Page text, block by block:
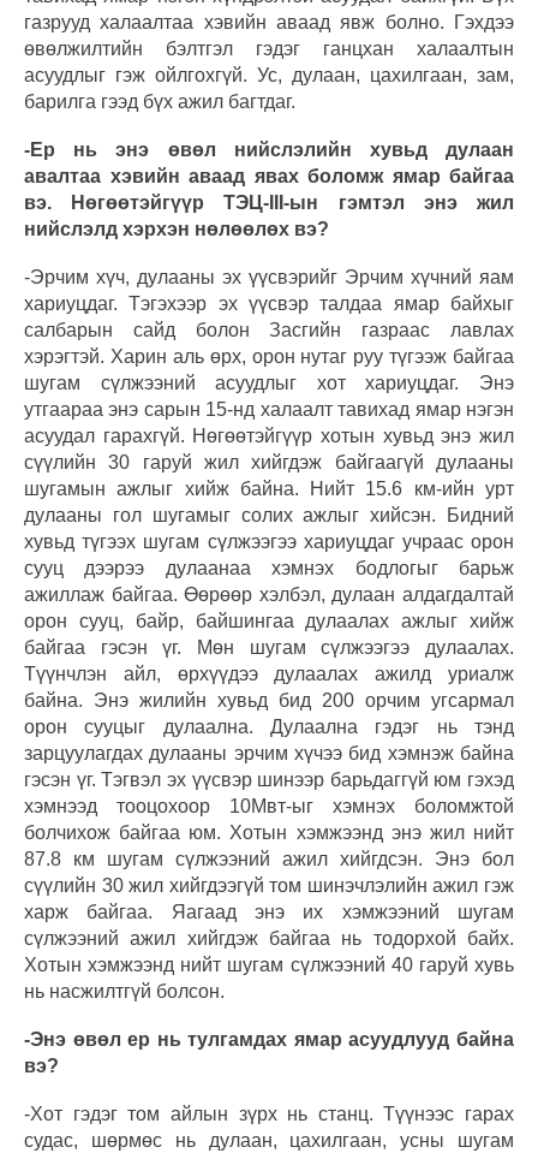
газрууд халаалтаа хэвийн аваад явж болно. Гэхдээ
өвөлжилтийн бэлтгэл гэдэг ганцхан халаалтын
асуудлыг гэж ойлгохгүй. Ус, дулаан, цахилгаан, зам,
барилга гээд бүх ажил багтдаг.
-Ер нь энэ өвөл нийслэлийн хувьд дулаан
авалтаа хэвийн аваад явах боломж ямар байгаа
вэ. Нөгөөтэйгүүр ТЭЦ-III-ын гэмтэл энэ жил
нийслэлд хэрхэн нөлөөлөх вэ?
-Эрчим хүч, дулааны эх үүсвэрийг Эрчим хүчний яам
хариуцдаг. Тэгэхээр эх үүсвэр талдаа ямар байхыг
салбарын сайд болон Засгийн газраас лавлах
хэрэгтэй. Харин аль өрх, орон нутаг руу түгээж байгаа
шугам сүлжээний асуудлыг хот хариуцдаг. Энэ
утгаараа энэ сарын 15-нд халаалт тавихад ямар нэгэн
асуудал гарахгүй. Нөгөөтэйгүүр хотын хувьд энэ жил
сүүлийн 30 гаруй жил хийгдэж байгаагүй дулааны
шугамын ажлыг хийж байна. Нийт 15.6 км-ийн урт
дулааны гол шугамыг солих ажлыг хийсэн. Бидний
хувьд түгээх шугам сүлжээгээ хариуцдаг учраас орон
сууц дээрээ дулаанаа хэмнэх бодлогыг барьж
ажиллаж байгаа. Өөрөөр хэлбэл, дулаан алдагдалтай
орон сууц, байр, байшингаа дулаалах ажлыг хийж
байгаа гэсэн үг. Мөн шугам сүлжээгээ дулаалах.
Түүнчлэн айл, өрхүүдээ дулаалах ажилд уриалж
байна. Энэ жилийн хувьд бид 200 орчим угсармал
орон сууцыг дулаална. Дулаална гэдэг нь тэнд
зарцуулагдах дулааны эрчим хүчээ бид хэмнэж байна
гэсэн үг. Тэгвэл эх үүсвэр шинээр барьдаггүй юм гэхэд
хэмнээд тооцохоор 10Мвт-ыг хэмнэх боломжтой
болчихож байгаа юм. Хотын хэмжээнд энэ жил нийт
87.8 км шугам сүлжээний ажил хийгдсэн. Энэ бол
сүүлийн 30 жил хийгдээгүй том шинэчлэлийн ажил гэж
харж байгаа. Яагаад энэ их хэмжээний шугам
сүлжээний ажил хийгдэж байгаа нь тодорхой байх.
Хотын хэмжээнд нийт шугам сүлжээний 40 гаруй хувь
нь насжилтгүй болсон.
-Энэ өвөл ер нь тулгамдах ямар асуудлууд байна
вэ?
-Хот гэдэг том айлын зүрх нь станц. Түүнээс гарах
судас, шөрмөс нь дулаан, цахилгаан, усны шугам